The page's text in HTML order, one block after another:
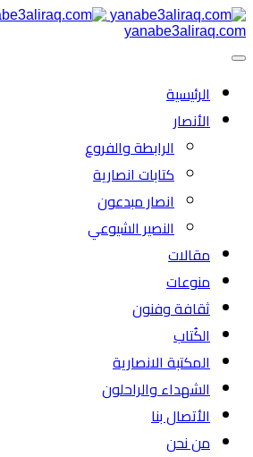
yanabe3aliraq.com
الرئیسية
الأنصار
الرابطة والفروع
كتابات انصارية
انصار مبدعون
النصیر الشیوعي
مقالات
منوعات
ثقافة وفنون
الكُتاب
المكتبة الانصارية
الشهداء والراحلون
الأتصال بنا
من نحن